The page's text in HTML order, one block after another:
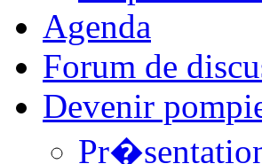
Agenda
Forum de
Devenir